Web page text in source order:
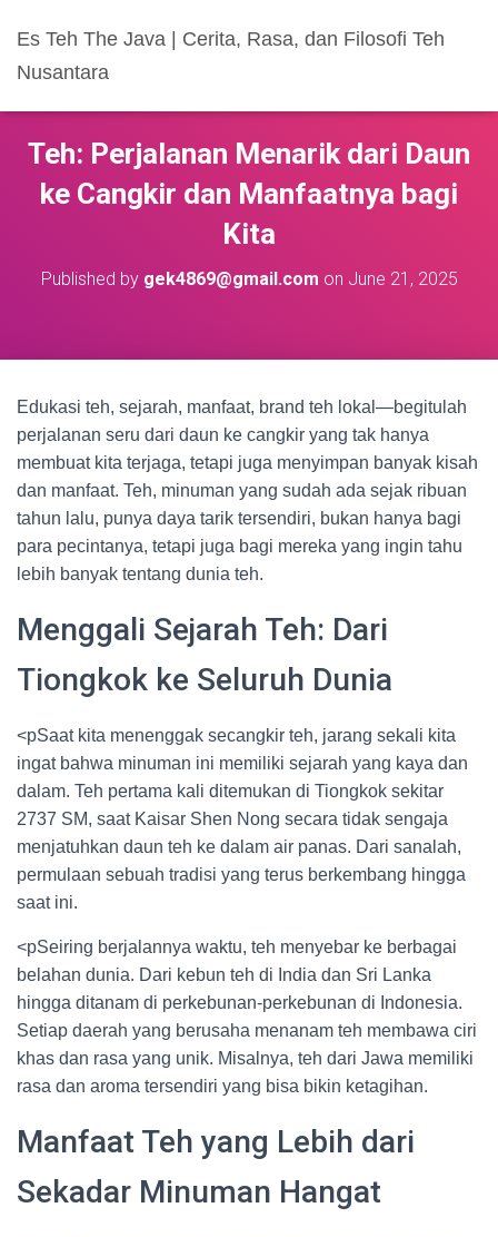
Es Teh The Java | Cerita, Rasa, dan Filosofi Teh
Nusantara
Teh: Perjalanan Menarik dari Daun
ke Cangkir dan Manfaatnya bagi
Kita
Published by gek4869@gmail.com on June 21, 2025
Edukasi teh, sejarah, manfaat, brand teh lokal—begitulah
perjalanan seru dari daun ke cangkir yang tak hanya
membuat kita terjaga, tetapi juga menyimpan banyak kisah
dan manfaat. Teh, minuman yang sudah ada sejak ribuan
tahun lalu, punya daya tarik tersendiri, bukan hanya bagi
para pecintanya, tetapi juga bagi mereka yang ingin tahu
lebih banyak tentang dunia teh.
Menggali Sejarah Teh: Dari
Tiongkok ke Seluruh Dunia
<pSaat kita menenggak secangkir teh, jarang sekali kita
ingat bahwa minuman ini memiliki sejarah yang kaya dan
dalam. Teh pertama kali ditemukan di Tiongkok sekitar
2737 SM, saat Kaisar Shen Nong secara tidak sengaja
menjatuhkan daun teh ke dalam air panas. Dari sanalah,
permulaan sebuah tradisi yang terus berkembang hingga
saat ini.
<pSeiring berjalannya waktu, teh menyebar ke berbagai
belahan dunia. Dari kebun teh di India dan Sri Lanka
hingga ditanam di perkebunan-perkebunan di Indonesia.
Setiap daerah yang berusaha menanam teh membawa ciri
khas dan rasa yang unik. Misalnya, teh dari Jawa memiliki
rasa dan aroma tersendiri yang bisa bikin ketagihan.
Manfaat Teh yang Lebih dari
Sekadar Minuman Hangat